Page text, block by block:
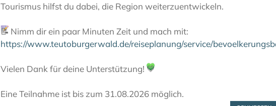
Burcht
Tourismus hilfst du dabei, die Region weiterzuentwickeln.
📝 Nimm dir ein paar Minuten Zeit und mach mit:
https://www.teutoburgerwald.de/reiseplanung/service/
Vielen Dank für deine Unterstützung! 💚
Eine Teilnahme ist bis zum 31.08.2026 möglich.